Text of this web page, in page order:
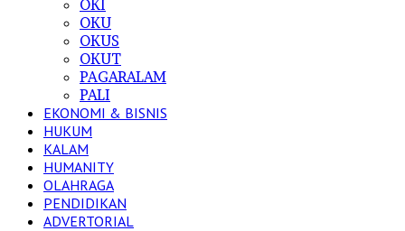
OKI
OKU
OKUS
OKUT
PAGARALAM
PALI
EKONOMI & BISNIS
HUKUM
KALAM
HUMANITY
OLAHRAGA
PENDIDIKAN
ADVERTORIAL